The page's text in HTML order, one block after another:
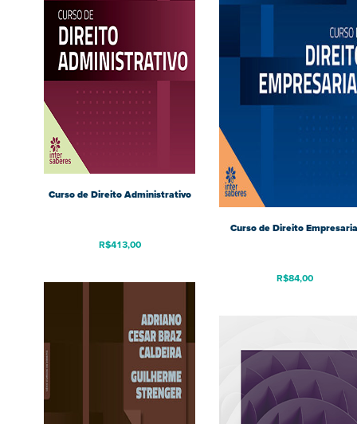
Curso de Direito Administrativo
R$413,00
Curso de Direito
R$84,00